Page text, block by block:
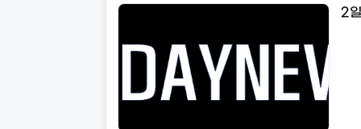
2